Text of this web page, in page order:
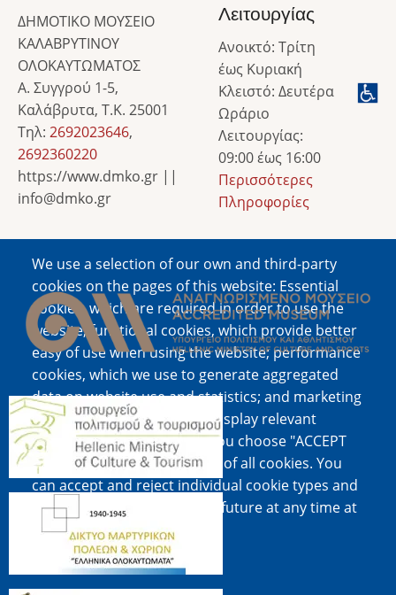
We use a selection of our own and third-party
cookies on the pages of this website: Essential
cookies, which are required in order to use the
website; functional cookies, which provide better
easy of use when using the website; performance
cookies, which we use to generate aggregated
data on website use and statistics; and marketing
cookies, which are used to display relevant
content and advertising. If you choose "ACCEPT
ALL", you consent to the use of all cookies. You
can accept and reject individual cookie types and
revoke your consent for the future at any time at
"Settings".
Cookie documentation
ΔΗΜΟΤΙΚΟ ΜΟΥΣΕΙΟ
ΚΑΛΑΒΡΥΤΙΝΟΥ
ΟΛΟΚΑΥΤΩΜΑΤΟΣ
Α. Συγγρού 1-5,
Καλάβρυτα, Τ.Κ. 25001
Τηλ: 2692023646,
2692360220
https://www.dmko.gr ||
info@dmko.gr
Λειτουργίας
Ανοικτό: Τρίτη
έως Κυριακή
Κλειστό: Δευτέρα
Ωράριο
Λειτουργίας:
09:00 έως 16:00
Περισσότερες
Πληροφορίες
Image
Image
Image